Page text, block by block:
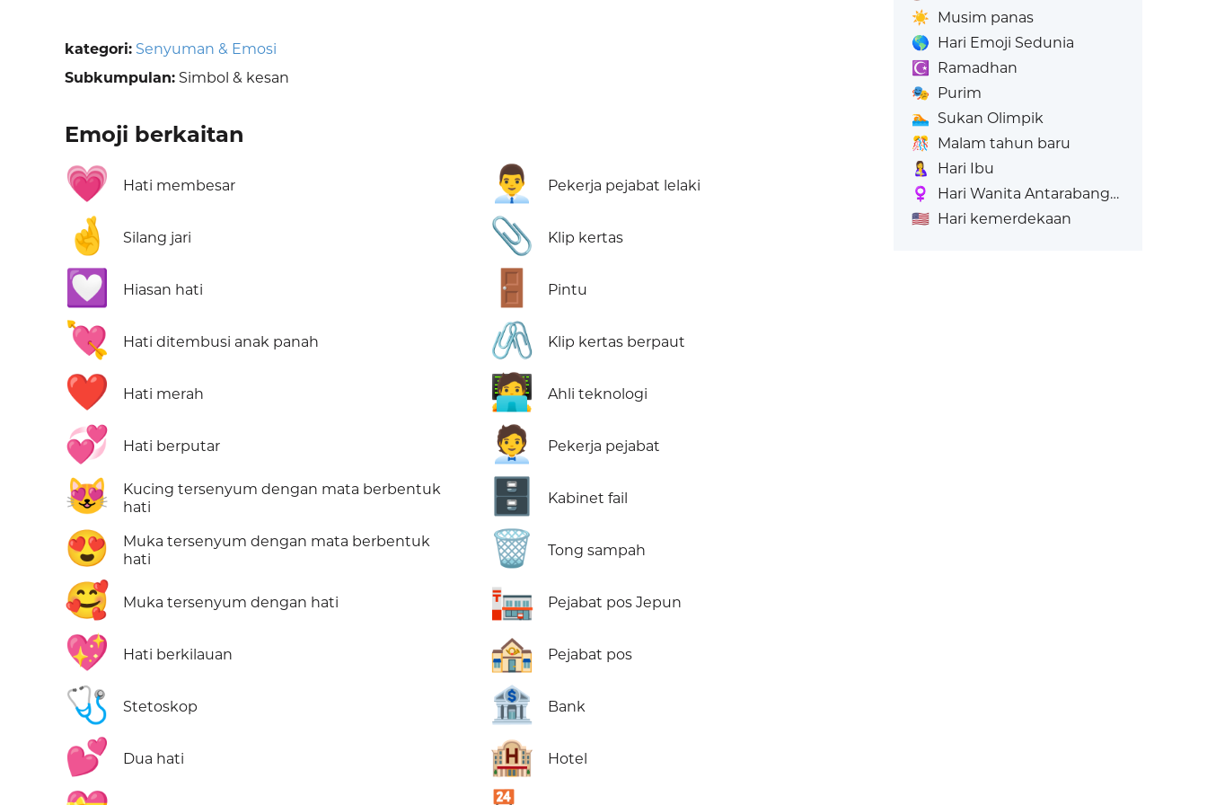
kategori: Senyuman & Emosi
Subkumpulan: Simbol & kesan
Emoji berkaitan
💗 Hati membesar
🤞 Silang jari
💟 Hiasan hati
💘 Hati ditembusi anak panah
❤️ Hati merah
💞 Hati berputar
😻
Kucing tersenyum dengan mata berbentuk
hati
😍
Muka tersenyum dengan mata berbentuk
hati
🥰 Muka tersenyum dengan hati
💖 Hati berkilauan
🩺 Stetoskop
💕 Dua hati
👨‍💼 Pekerja pejabat lelaki
📎 Klip kertas
🚪 Pintu
🖇️ Klip kertas berpaut
🧑‍💻 Ahli teknologi
🧑‍💼 Pekerja pejabat
🗄️ Kabinet fail
🗑️ Tong sampah
🏣 Pejabat pos Jepun
🏤 Pejabat pos
🏦 Bank
🏨 Hotel
☀️ Musim panas
🌎 Hari Emoji Sedunia
☪️
Ramadhan
🎭 Purim
🏊 Sukan Olimpik
🎊
Malam tahun baru
🤱
Hari Ibu
♀️
Hari Wanita Antarabangsa
🇺🇸 Hari kemerdekaan